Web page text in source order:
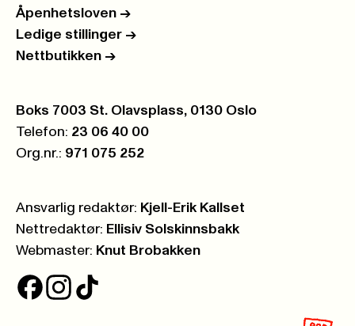
Åpenhetsloven ->
Ledige stillinger ->
Nettbutikken ->
Postboks:
Boks 7003 St. Olavsplass, 0130 Oslo
Telefon: 23 06 40 00
Org.nr.: 971 075 252
Ansvarlig redaktør: Kjell-Erik Kallset
Nettredaktør: Ellisiv Solskinnsbakk
Webmaster: Knut Brobakken